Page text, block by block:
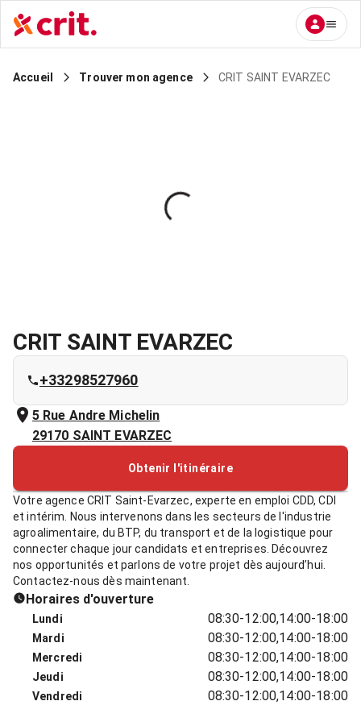
Accueil Trouver mon agence CRIT SAINT EVARZEC
CRIT SAINT EVARZEC
+33298527960
5 Rue Andre Michelin
29170 SAINT EVARZEC
Obtenir l'itinéraire
Votre agence CRIT Saint-Evarzec, experte en emploi CDD, CDI
et intérim. Nous intervenons dans les secteurs de l'industrie
agroalimentaire, du BTP, du transport et de la logistique pour
connecter chaque jour candidats et entreprises. Découvrez
nos opportunités et parlons de votre projet dès aujourd’hui.
Contactez-nous dès maintenant.
Horaires d'ouverture
Lundi 08:30-12:00,14:00-18:00
Mardi 08:30-12:00,14:00-18:00
Mercredi 08:30-12:00,14:00-18:00
Jeudi 08:30-12:00,14:00-18:00
Vendredi 08:30-12:00,14:00-18:00